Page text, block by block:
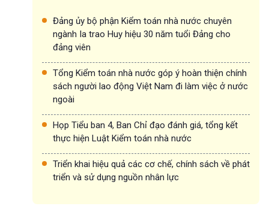
Đảng ủy bộ phận Kiểm toán nhà nước chuyên
ngành Ia trao Huy hiệu 30 năm tuổi Đảng cho
đảng viên
Tổng Kiểm toán nhà nước góp ý hoàn thiện chính
sách người lao động Việt Nam đi làm việc ở nước
ngoài
Họp Tiểu ban 4, Ban Chỉ đạo đánh giá, tổng kết
thực hiện Luật Kiểm toán nhà nước
Triển khai hiệu quả các cơ chế, chính sách về phát
triển và sử dụng nguồn nhân lực